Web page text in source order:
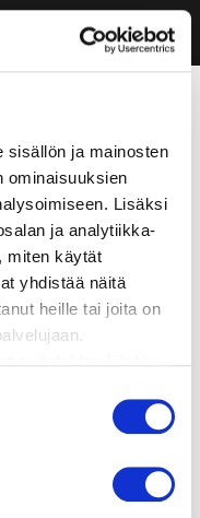
sisällön ja mainosten
ominaisuuksien
Lisäksi
ja analytiikka-
miten käytät
yhdistää näitä
heille tai joita on